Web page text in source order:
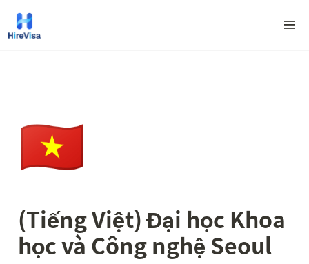
🇻🇳
(Tiếng Việt) Đại học Khoa
học và Công nghệ Seoul